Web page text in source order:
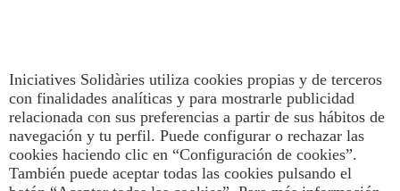
Iniciatives Solidàries utiliza cookies propias y de terceros
con finalidades analíticas y para mostrarle publicidad
relacionada con sus preferencias a partir de sus hábitos de
navegación y tu perfil. Puede configurar o rechazar las
cookies haciendo clic en “Configuración de cookies”.
También puede aceptar todas las cookies pulsando el